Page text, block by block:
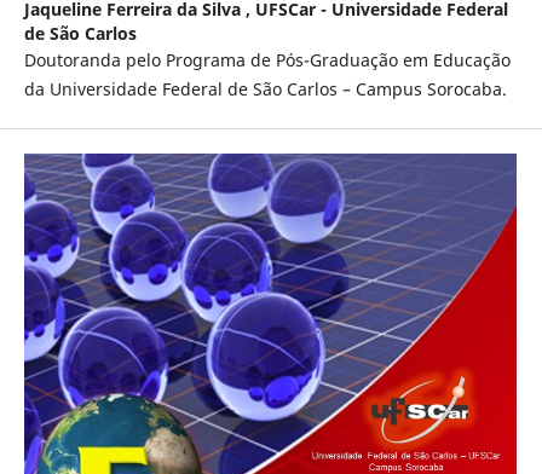
Jaqueline Ferreira da Silva , UFSCar - Universidade Federal
de São Carlos
Doutoranda pelo Programa de Pós-Graduação em Educação
da Universidade Federal de São Carlos – Campus Sorocaba.